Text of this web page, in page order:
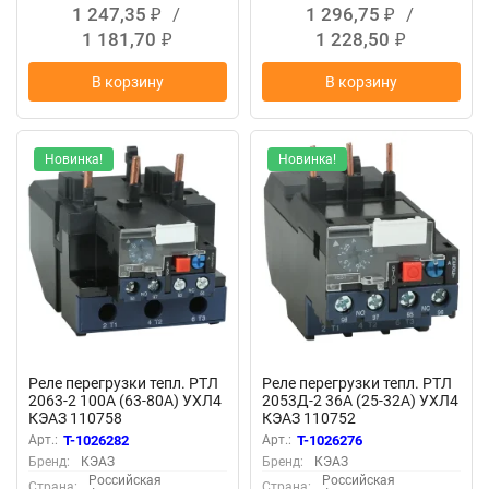
1 247,35 ₽
/
1 181,70 ₽
В корзину
1 296,75 ₽
/
1 228,50 ₽
В корзину
Новинка!
Реле перегрузки тепл. РТЛ
2063-2 100А (63-80А) УХЛ4
КЭАЗ 110758
Арт.: T-1026282
Бренд:
КЭАЗ
Российская
Новинка!
Реле перегрузки тепл. РТЛ
2053Д-2 36А (25-32А) УХЛ4
КЭАЗ 110752
Арт.: T-1026276
Бренд:
КЭАЗ
Российская